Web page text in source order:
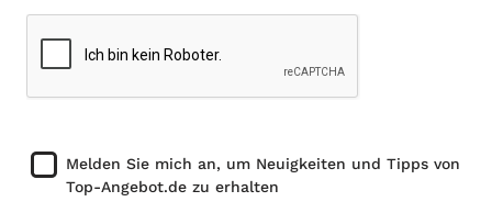
Melden Sie mich an, um Neuigkeiten und Tipps von
Top-Angebot.de zu erhalten